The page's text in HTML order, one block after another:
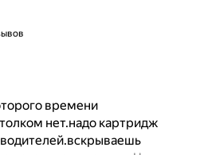
времени
нет.надо картридж